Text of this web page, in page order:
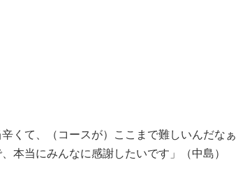
くて、（コースが）ここまで難しいんだなぁ
本当にみんなに感謝したいです」（中島）